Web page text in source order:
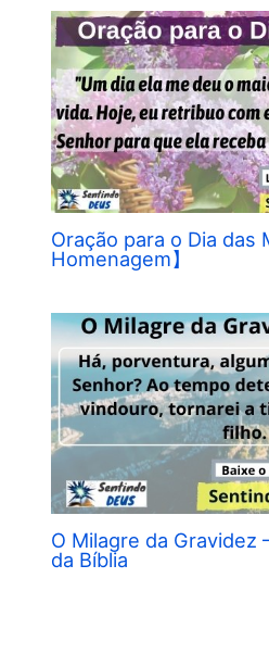
Oração para o Dia das
Homenagem】
O Milagre da Gravidez
da Bíblia